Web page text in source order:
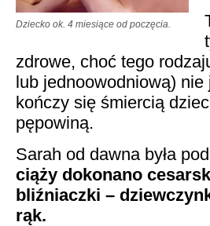
Dziecko ok. 4 miesiące od poczęcia.
zdrowe, choć tego
lub jed­no­owo­dnio­wą) nie
kończy się śmiercią
pępowiną.
Sarah od dawna była
ciąży dokonano
bliźniaczki –
rąk.